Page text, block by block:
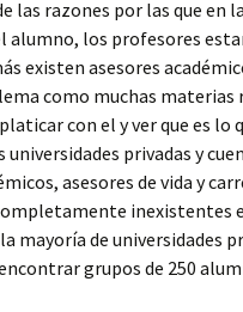
las razones por las que en
alumno, los profesores
existen asesores
como muchas materias
con el y ver que es
universidades privadas y
asesores de vida y
inexistentes
mayoría de universidades
grupos de 250